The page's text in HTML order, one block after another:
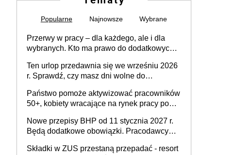
Popularne Najnowsze Wybrane
Przerwy w pracy – dla każdego, ale i dla
wybranych. Kto ma prawo do dodatkowych
Ten urlop przedawnia się we wrześniu 2026
r. Sprawdź, czy masz dni wolne do
Państwo pomoże aktywizować pracowników
50+, kobiety wracające na rynek pracy po
osoby neuroatypowe. Powstanie Fundusz
na rzecz Inkluzywności w Zatrudnianiu?
Nowe przepisy BHP od 11 stycznia 2027 r.
Będą dodatkowe obowiązki. Pracodawcy
Składki w ZUS przestaną przepadać - resort